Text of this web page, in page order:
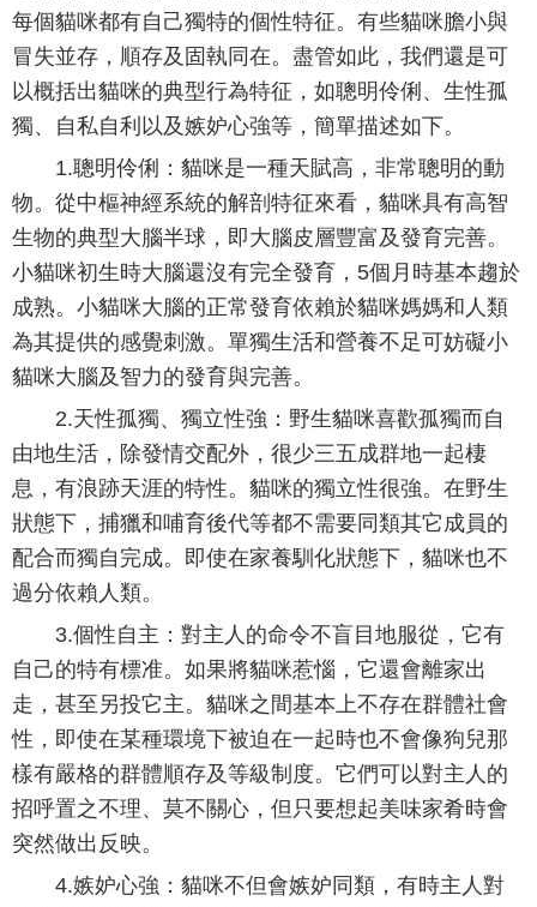
每個貓咪都有自己獨特的個性特征。有些貓咪膽小與
冒失並存，順存及固執同在。盡管如此，我們還是可
以概括出貓咪的典型行為特征，如聰明伶俐、生性孤
獨、自私自利以及嫉妒心強等，簡單描述如下。
1.聰明伶俐：貓咪是一種天賦高，非常聰明的動
物。從中樞神經系統的解剖特征來看，貓咪具有高智
生物的典型大腦半球，即大腦皮層豐富及發育完善。
小貓咪初生時大腦還沒有完全發育，5個月時基本趨於
成熟。小貓咪大腦的正常發育依賴於貓咪媽媽和人類
為其提供的感覺刺激。單獨生活和營養不足可妨礙小
貓咪大腦及智力的發育與完善。
2.天性孤獨、獨立性強：野生貓咪喜歡孤獨而自
由地生活，除發情交配外，很少三五成群地一起棲
息，有浪跡天涯的特性。貓咪的獨立性很強。在野生
狀態下，捕獵和哺育後代等都不需要同類其它成員的
配合而獨自完成。即使在家養馴化狀態下，貓咪也不
過分依賴人類。
3.個性自主：對主人的命令不盲目地服從，它有
自己的特有標准。如果將貓咪惹惱，它還會離家出
走，甚至另投它主。貓咪之間基本上不存在群體社會
性，即使在某種環境下被迫在一起時也不會像狗兒那
樣有嚴格的群體順存及等級制度。它們可以對主人的
招呼置之不理、莫不關心，但只要想起美味家肴時會
突然做出反映。
4.嫉妒心強：貓咪不但會嫉妒同類，有時主人對